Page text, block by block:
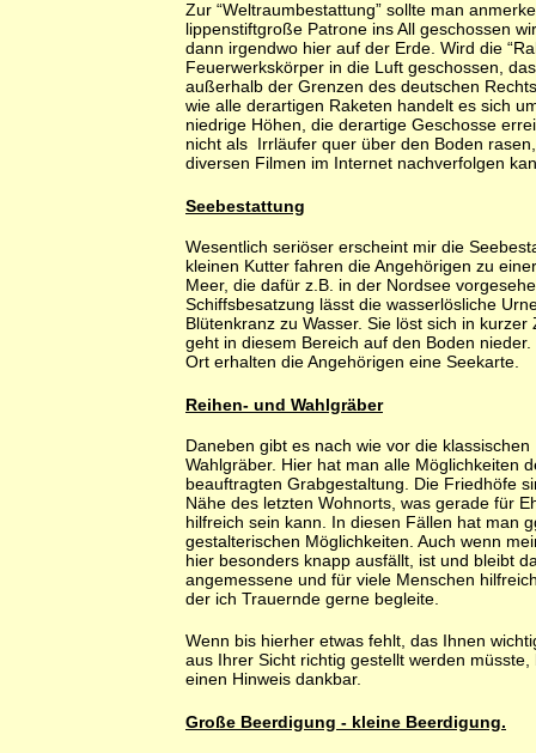
Zur “Weltraumbestattung” sollte man
lippenstiftgroße Patrone ins All geschossen
dann irgendwo hier auf der Erde. Wird die
Feuerwerkskörper in die Luft geschossen,
außerhalb der Grenzen des deutschen
wie alle derartigen Raketen handelt es sich
niedrige Höhen, die derartige Geschosse
nicht als Irrläufer quer über den Boden
diversen Filmen im Internet nachverfolgen
Seebestattung
Wesentlich seriöser erscheint mir die
kleinen Kutter fahren die Angehörigen zu
Meer, die dafür z.B. in der Nordsee
Schiffsbesatzung lässt die wasserlösliche
Blütenkranz zu Wasser. Sie löst sich in kurzer
geht in diesem Bereich auf den Boden
Ort erhalten die Angehörigen eine Seekarte.
Reihen- und Wahlgräber
Daneben gibt es nach wie vor die
Wahlgräber. Hier hat man alle Möglichkeiten
beauftragten Grabgestaltung. Die Friedhöfe
Nähe des letzten Wohnorts, was gerade für
hilfreich sein kann. In diesen Fällen hat man
gestalterischen Möglichkeiten. Auch wenn
hier besonders knapp ausfällt, ist und bleibt
angemessene und für viele Menschen
der ich Trauernde gerne begleite.
Wenn bis hierher etwas fehlt, das Ihnen
aus Ihrer Sicht richtig gestellt werden
einen Hinweis dankbar.
Große Beerdigung - kleine Beerdigung.